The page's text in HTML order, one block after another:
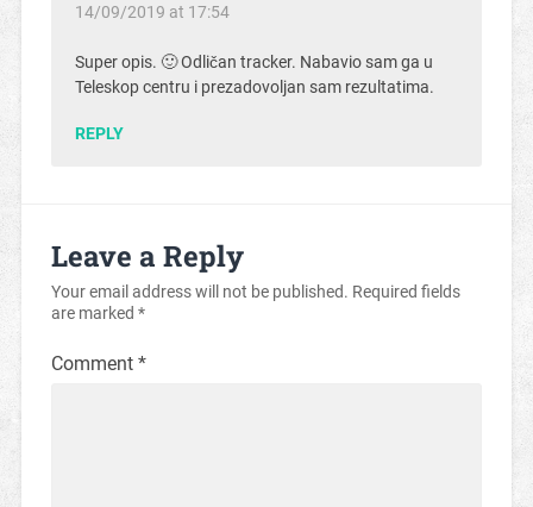
14/09/2019 at 17:54
Super opis. 🙂 Odličan tracker. Nabavio sam ga u
Teleskop centru i prezadovoljan sam rezultatima.
REPLY
Leave a Reply
Your email address will not be published. Required fields
are marked *
Comment *